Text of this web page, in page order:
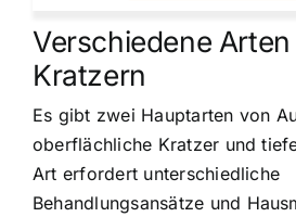
Verschiedene
Kratzern
Es gibt zwei Hauptarten von
oberflächliche Kratzer und
Art erfordert unterschiedliche
Behandlungsansätze und